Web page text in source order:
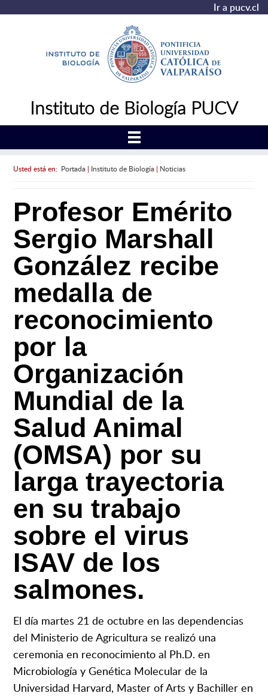
Ir a pucv.cl
Instituto de Biología PUCV
Usted está en: Portada| Instituto de Biología| Noticias
Profesor Emérito
Sergio Marshall
González recibe
medalla de
reconocimiento
por la
Organización
Mundial de la
Salud Animal
(OMSA) por su
larga trayectoria
en su trabajo
sobre el virus
ISAV de los
salmones.
El día martes 21 de octubre en las dependencias
del Ministerio de Agricultura se realizó una
ceremonia en reconocimiento al Ph.D. en
Microbiología y Genética Molecular de la
Universidad Harvard, Master of Arts y Bachiller en